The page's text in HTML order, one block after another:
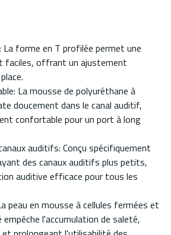
La forme en T profilée permet une
faciles, offrant un ajustement
La mousse de polyuréthane à
doucement dans le canal auditif,
confortable pour un port à long
auditifs: Conçu spécifiquement
des canaux auditifs plus petits,
auditive efficace pour tous les
peau en mousse à cellules fermées et
l'accumulation de saleté,